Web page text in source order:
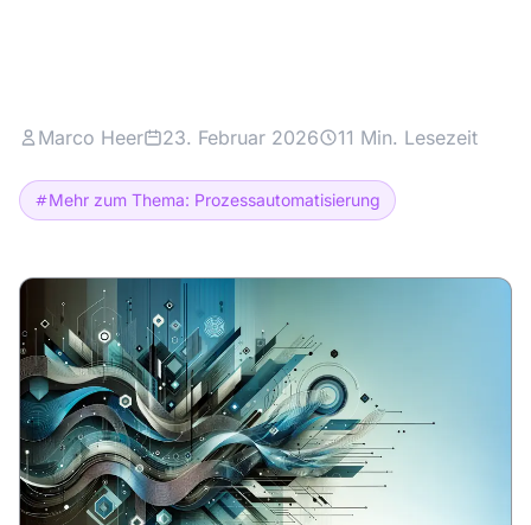
Marco Heer 23. Februar 2026 11 Min. Lesezeit
Mehr zum Thema: Prozessautomatisierung